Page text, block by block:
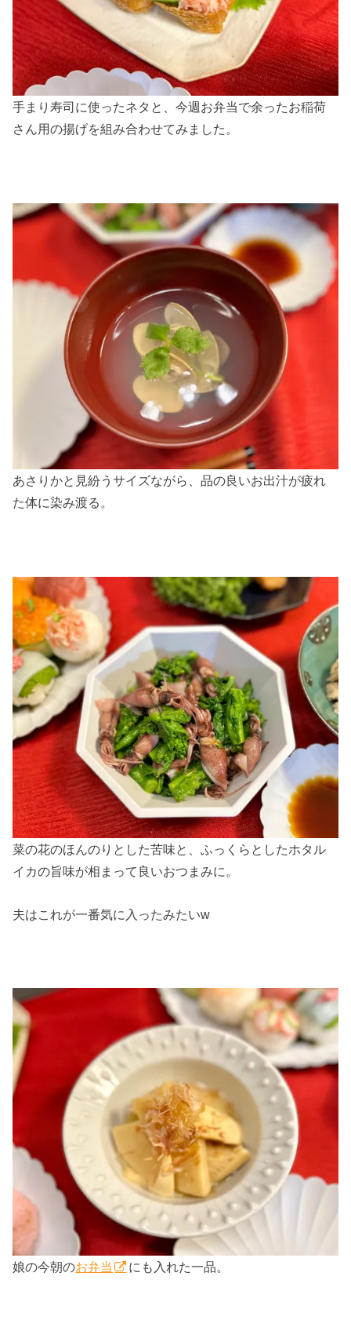
手まり寿司に使ったネタと、今週お弁当で余ったお稲荷
さん用の揚げを組み合わせてみました。
あさりかと見紛うサイズながら、品の良いお出汁が疲れ
た体に染み渡る。
菜の花のほんのりとした苦味と、ふっくらとしたホタル
イカの旨味が相まって良いおつまみに。
夫はこれが一番気に入ったみたいw
娘の今朝のお弁当 にも入れた一品。